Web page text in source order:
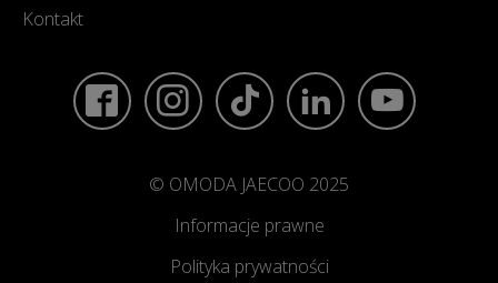
Kontakt
© OMODA JAECOO 2025
Informacje prawne
Polityka prywatności